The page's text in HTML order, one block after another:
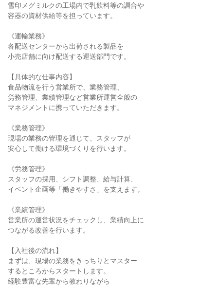
雪印メグミルクの工場内で乳飲料等の調合や
容器の資材供給等を担っています。
《運輸業務》
各配送センターから出荷される製品を
小売店舗に向け配送する運送部門です。
【具体的な仕事内容】
食品物流を行う営業所で、業務管理、
労務管理、業績管理など営業所運営全般の
マネジメントに携っていただきます。
《業務管理》
現場の業務の管理を通じて、スタッフが
安心して働ける環境づくりを行います。
《労務管理》
スタッフの採用、シフト調整、給与計算、
イベント企画等「働きやすさ」を支えます。
《業績管理》
営業所の運営状況をチェックし、業績向上に
つながる改善を行います。
【入社後の流れ】
まずは、現場の業務をきっちりとマスター
するところからスタートします。
経験豊富な先輩から教わりながら